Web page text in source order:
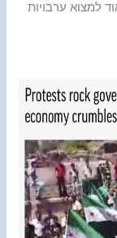
למצוא ערבויות